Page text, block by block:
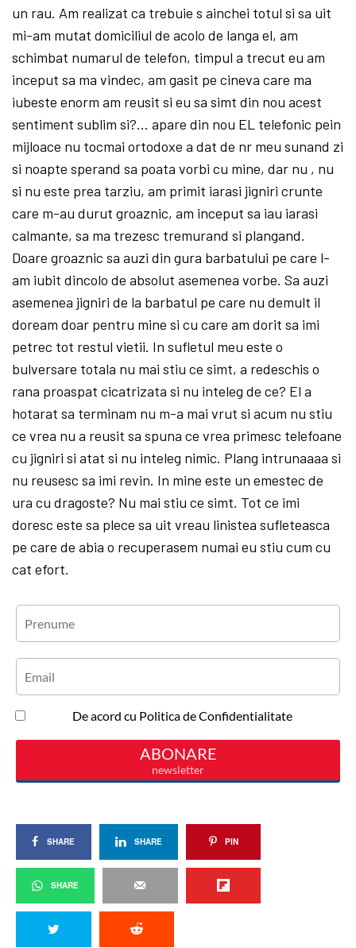
un rau. Am realizat ca trebuie s ainchei totul si sa uit
mi-am mutat domiciliul de acolo de langa el, am
schimbat numarul de telefon, timpul a trecut eu am
inceput sa ma vindec, am gasit pe cineva care ma
iubeste enorm am reusit si eu sa simt din nou acest
sentiment sublim si?… apare din nou EL telefonic pein
mijloace nu tocmai ortodoxe a dat de nr meu sunand zi
si noapte sperand sa poata vorbi cu mine, dar nu , nu
si nu este prea tarziu, am primit iarasi jigniri crunte
care m-au durut groaznic, am inceput sa iau iarasi
calmante, sa ma trezesc tremurand si plangand.
Doare groaznic sa auzi din gura barbatului pe care l-
am iubit dincolo de absolut asemenea vorbe. Sa auzi
asemenea jigniri de la barbatul pe care nu demult il
doream doar pentru mine si cu care am dorit sa imi
petrec tot restul vietii. In sufletul meu este o
bulversare totala nu mai stiu ce simt, a redeschis o
rana proaspat cicatrizata si nu inteleg de ce? El a
hotarat sa terminam nu m-a mai vrut si acum nu stiu
ce vrea nu a reusit sa spuna ce vrea primesc telefoane
cu jigniri si atat si nu inteleg nimic. Plang intrunaaaa si
nu reusesc sa imi revin. In mine este un emestec de
ura cu dragoste? Nu mai stiu ce simt. Tot ce imi
doresc este sa plece sa uit vreau linistea sufleteasca
pe care de abia o recuperasem numai eu stiu cum cu
cat efort.
SHARE SHARE PIN
SHARE